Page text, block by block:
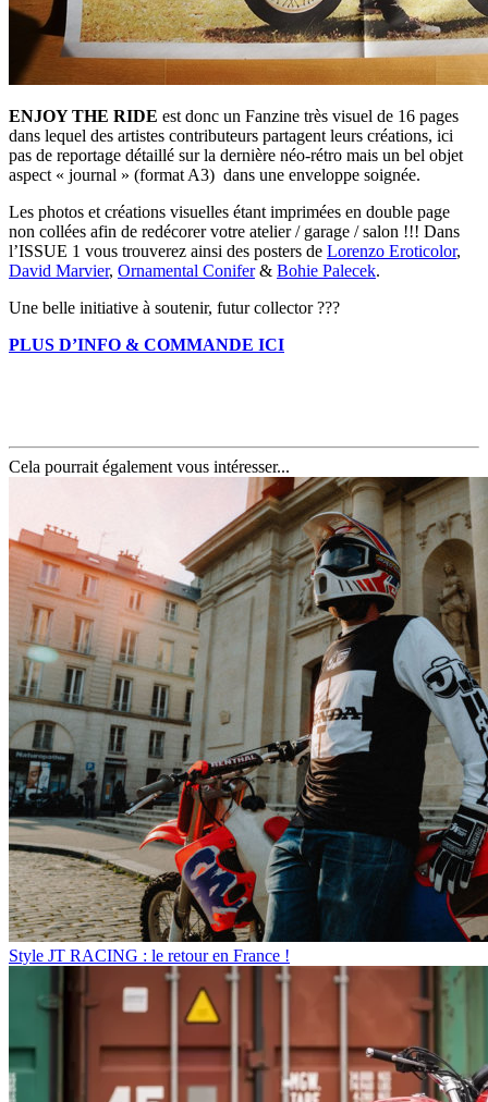
ENJOY THE RIDE est donc un Fanzine très visuel de 16 pages
dans lequel des artistes contributeurs partagent leurs créations, ici
pas de reportage détaillé sur la dernière néo-rétro mais un bel objet
aspect « journal » (format A3) dans une enveloppe soignée.
Les photos et créations visuelles étant imprimées en double page
non collées afin de redécorer votre atelier / garage / salon !!! Dans
l’ISSUE 1 vous trouverez ainsi des posters de Lorenzo Eroticolor,
David Marvier, Ornamental Conifer& Bohie Palecek.
Une belle initiative à soutenir, futur collector ???
PLUS D’INFO & COMMANDE ICI
Cela pourrait également vous intéresser...
Style JT RACING : le retour en France !